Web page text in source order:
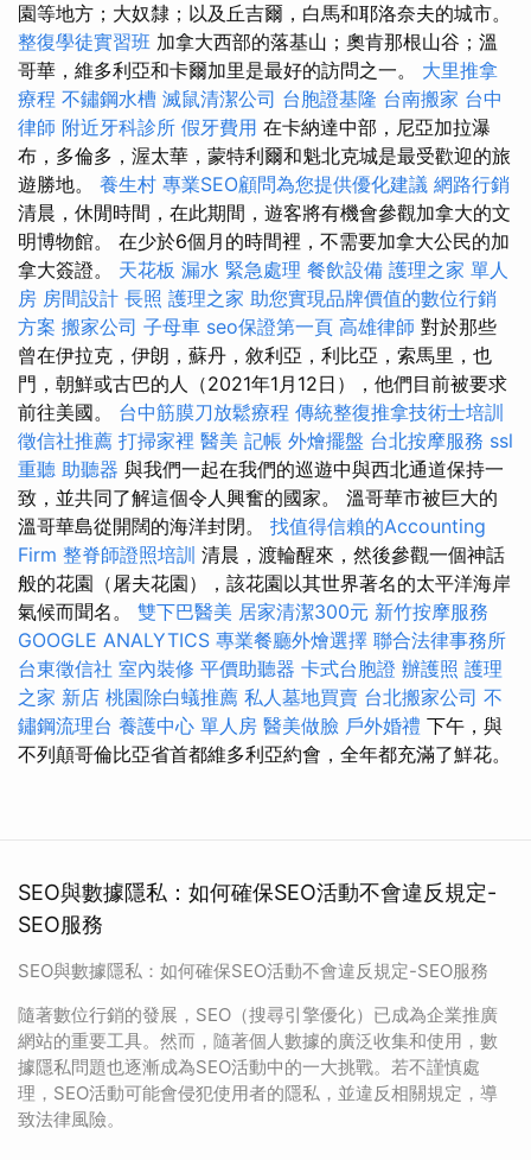
園等地方；大奴隸；以及丘吉爾，白馬和耶洛奈夫的城市。
整復學徒實習班 加拿大西部的落基山；奧肯那根山谷；溫
哥華，維多利亞和卡爾加里是最好的訪問之一。 大里推拿
療程 不鏽鋼水槽 滅鼠清潔公司 台胞證基隆 台南搬家 台中
律師 附近牙科診所 假牙費用 在卡納達中部，尼亞加拉瀑
布，多倫多，渥太華，蒙特利爾和魁北克城是最受歡迎的旅
遊勝地。 養生村 專業SEO顧問為您提供優化建議 網路行銷
清晨，休閒時間，在此期間，遊客將有機會參觀加拿大的文
明博物館。 在少於6個月的時間裡，不需要加拿大公民的加
拿大簽證。 天花板 漏水 緊急處理 餐飲設備 護理之家 單人
房 房間設計 長照 護理之家 助您實現品牌價值的數位行銷
方案 搬家公司 子母車 seo保證第一頁 高雄律師 對於那些
曾在伊拉克，伊朗，蘇丹，敘利亞，利比亞，索馬里，也
門，朝鮮或古巴的人（2021年1月12日），他們目前被要求
前往美國。 台中筋膜刀放鬆療程 傳統整復推拿技術士培訓
徵信社推薦 打掃家裡 醫美 記帳 外燴擺盤 台北按摩服務 ssl
重聽 助聽器 與我們一起在我們的巡遊中與西北通道保持一
致，並共同了解這個令人興奮的國家。 溫哥華市被巨大的
溫哥華島從開闊的海洋封閉。 找值得信賴的Accounting
Firm 整脊師證照培訓 清晨，渡輪醒來，然後參觀一個神話
般的花園（屠夫花園），該花園以其世界著名的太平洋海岸
氣候而聞名。 雙下巴醫美 居家清潔300元 新竹按摩服務
GOOGLE ANALYTICS 專業餐廳外燴選擇 聯合法律事務所
台東徵信社 室內裝修 平價助聽器 卡式台胞證 辦護照 護理
之家 新店 桃園除白蟻推薦 私人墓地買賣 台北搬家公司 不
鏽鋼流理台 養護中心 單人房 醫美做臉 戶外婚禮 下午，與
不列顛哥倫比亞省首都維多利亞約會，全年都充滿了鮮花。
SEO與數據隱私：如何確保SEO活動不會違反規定-
SEO服務
SEO與數據隱私：如何確保SEO活動不會違反規定-SEO服務
隨著數位行銷的發展，SEO（搜尋引擎優化）已成為企業推廣
網站的重要工具。然而，隨著個人數據的廣泛收集和使用，數
據隱私問題也逐漸成為SEO活動中的一大挑戰。若不謹慎處
理，SEO活動可能會侵犯使用者的隱私，並違反相關規定，導
致法律風險。